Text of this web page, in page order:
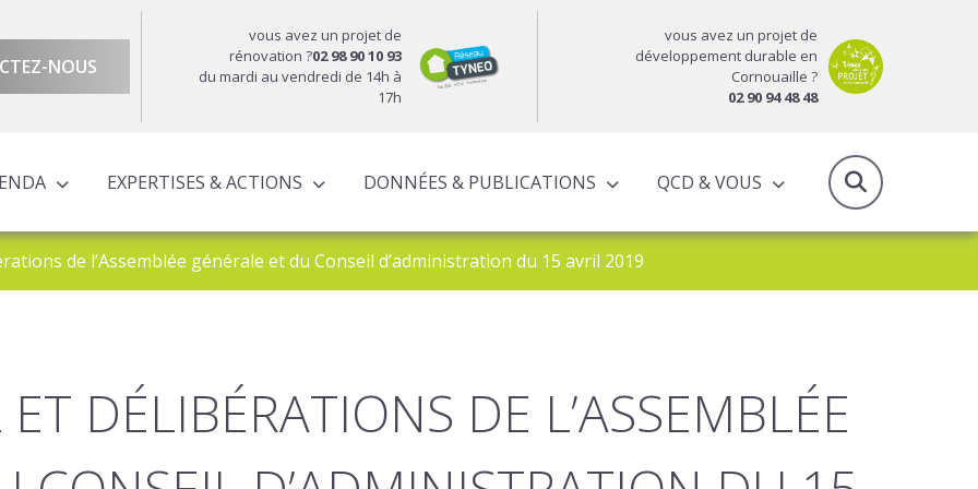
NOUS
vous avez un projet de
rénovation ?02 98 90 10 93
du mardi au vendredi de 14h à
17h
vous avez un projet de
développement durable en
Cornouaille ?
02 90 94 48 48
EXPERTISES & ACTIONS DONNÉES & PUBLICATIONS QCD & VOUS
de l’Assemblée générale et du Conseil d’administration du 15 avril 2019
DÉLIBÉRATIONS DE L’ASSEMBLÉE